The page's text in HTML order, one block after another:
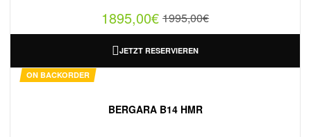
1995,00€
1895,00€
JETZT RESERVIEREN
ON BACKORDER
BERGARA B14 HMR